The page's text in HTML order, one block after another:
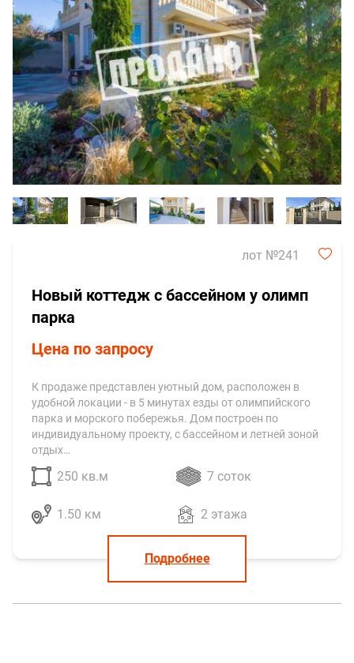
лот №241
Новый коттедж с бассейном у олимп
парка
Цена по запросу
К продаже представлен уютный дом, расположен в
удобной локации - в 5 минутах езды от олимпийского
парка и морского побережья. Дом построен по
индивидуальному проекту, с бассейном и летней зоной
отдых…
250 кв.м 7 соток
1.50 км 2 этажа
Подробнее